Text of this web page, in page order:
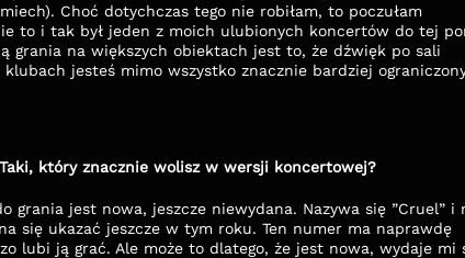
Choć dotychczas tego nie robiłam, to poczułam
to i tak był jeden z moich ulubionych koncertów do tej
grania na większych obiektach jest to, że dźwięk po sali
jesteś mimo wszystko znacznie bardziej
który znacznie wolisz w wersji koncertowej?
jest nowa, jeszcze niewydana. Nazywa się ”Cruel” i
się ukazać jeszcze w tym roku. Ten numer ma naprawdę
lubi ją grać. Ale może to dlatego, że jest nowa, wydaje mi